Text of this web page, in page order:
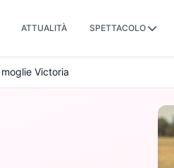
ATTUALITÀ SPETTACOLO
Victoria